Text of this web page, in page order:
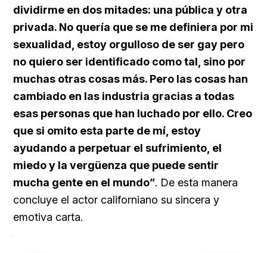
dividirme en dos mitades: una pública y otra
privada. No quería que se me definiera por mi
sexualidad, estoy orgulloso de ser gay pero
no quiero ser identificado como tal, sino por
muchas otras cosas más. Pero las cosas han
cambiado en las industria gracias a todas
esas personas que han luchado por ello. Creo
que si omito esta parte de mí, estoy
ayudando a perpetuar el sufrimiento, el
miedo y la vergüenza que puede sentir
mucha gente en el mundo”. De esta manera
concluye el actor californiano su sincera y
emotiva carta.